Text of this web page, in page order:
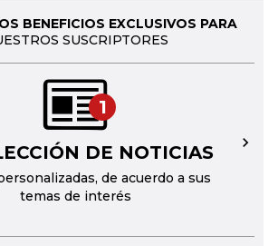
BENEFICIOS EXCLUSIVOS PARA
SUSCRIPTORES
1
DE NOTICIAS
de acuerdo a sus
temas de interés
→